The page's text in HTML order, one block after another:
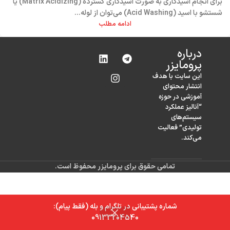
شماره پشتیبانی در تلگرام و بله (فقط پیام):
09133204540
شستشو با اسید (Acid Washing) می‌توان از لوله...
ادامه مطلب
درباره‌
پرومایزر
این سایت با هدف
انتشار محتوای
آموزشی در حوزه
“آنالیز عملکرد
سیستم‌های
تولیدی” فعالیت
می‌کند.
تمامی حقوق برای پرومایزر محفوظ است.